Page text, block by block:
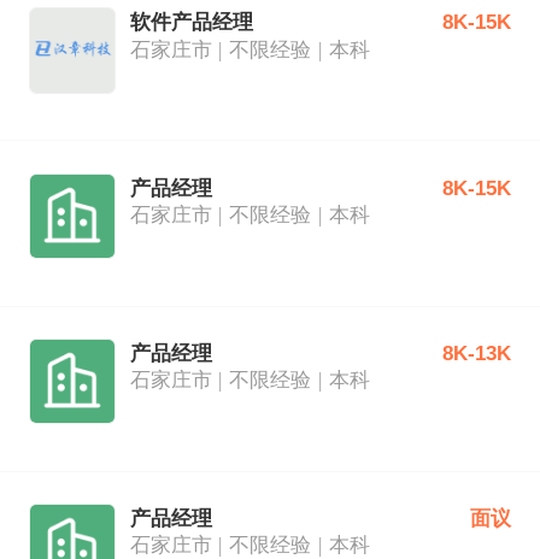
软件产品经理
石家庄市
不限经验 本科
8K-15K
产品经理
石家庄市
不限经验 本科
8K-15K
产品经理
石家庄市
不限经验 本科
8K-13K
产品经理
石家庄市
不限经验 本科
面议